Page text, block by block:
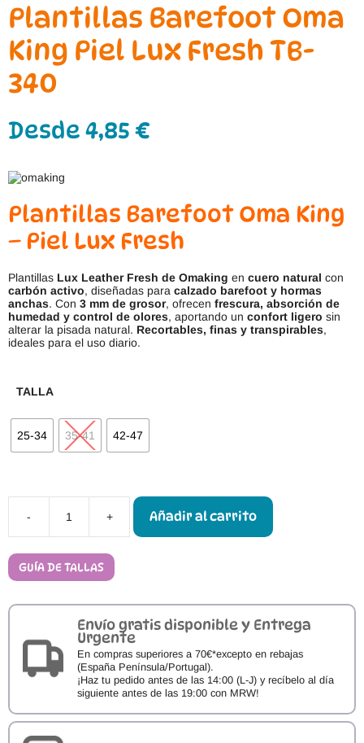
Plantillas Barefoot Oma
King Piel Lux Fresh TB-
340
Desde 4,85 €
Plantillas Barefoot Oma King
– Piel Lux Fresh
Plantillas Lux Leather Fresh de Omaking en cuero natural con
carbón activo, diseñadas para calzado barefoot y hormas
anchas. Con 3 mm de grosor, ofrecen frescura, absorción de
humedad y control de olores, aportando un confort ligero sin
alterar la pisada natural. Recortables, finas y transpirables,
ideales para el uso diario.
TALLA
25-34 35-41 42-47
-
Plantillas
Barefoot
340
cantidad
+ Añadir al carrito
GUÍA DE TALLAS
Envío gratis disponible y Entrega
Urgente
En compras superiores a 70€*excepto en rebajas
(España Península/Portugal).
¡Haz tu pedido antes de las 14:00 (L-J) y recíbelo al día
siguiente antes de las 19:00 con MRW!